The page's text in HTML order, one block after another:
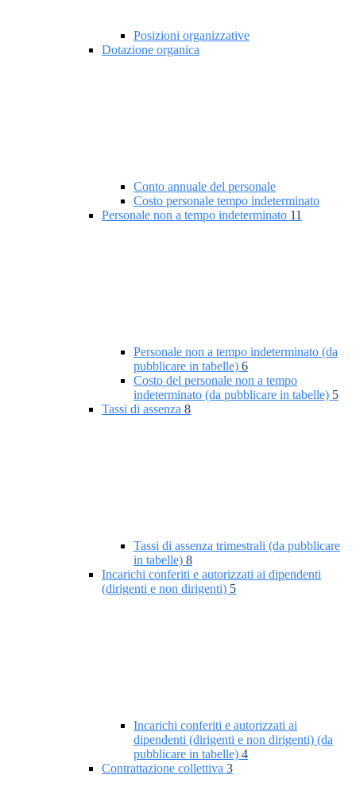
Posizioni organizzative
Dotazione organica
Conto annuale del personale
Costo personale tempo indeterminato
Personale non a tempo indeterminato 11
Personale non a tempo indeterminato (da
pubblicare in tabelle) 6
Costo del personale non a tempo
indeterminato (da pubblicare in tabelle) 5
Tassi di assenza 8
Tassi di assenza trimestrali (da pubblicare
in tabelle) 8
Incarichi conferiti e autorizzati ai dipendenti
(dirigenti e non dirigenti) 5
Incarichi conferiti e autorizzati ai
dipendenti (dirigenti e non dirigenti) (da
pubblicare in tabelle) 4
Contrattazione collettiva 3